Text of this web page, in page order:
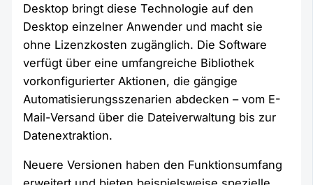
Desktop bringt diese Technologie auf den
Desktop einzelner Anwender und macht sie
ohne Lizenzkosten zugänglich. Die Software
verfügt über eine umfangreiche Bibliothek
vorkonfigurierter Aktionen, die gängige
Automatisierungsszenarien abdecken – vom E-
Mail-Versand über die Dateiverwaltung bis zur
Datenextraktion.
Neuere Versionen haben den Funktionsumfang